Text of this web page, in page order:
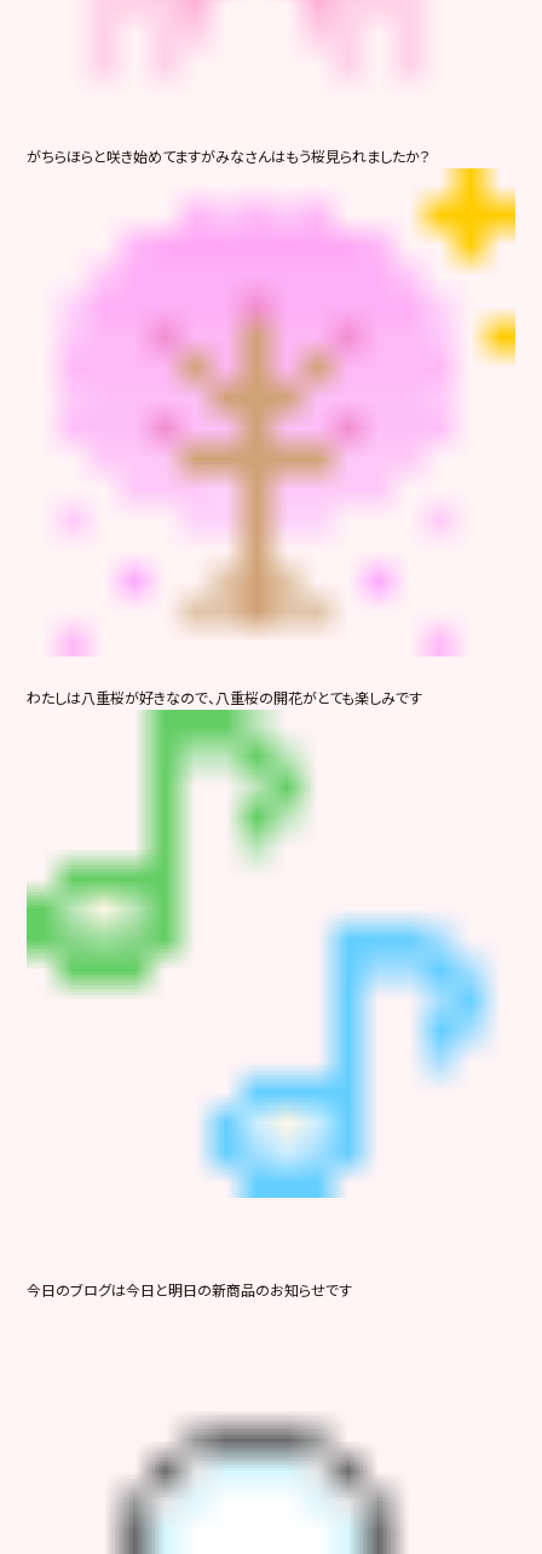
がちらほらと咲き始めてますがみなさんはもう桜見られましたか？
わたしは八重桜が好きなので、八重桜の開花がとても楽しみです
今日のブログは今日と明日の新商品のお知らせです